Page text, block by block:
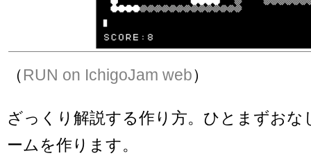
（RUN on IchigoJam web）
ざっくり解説する作り方。ひとまずおな
ームを作ります。